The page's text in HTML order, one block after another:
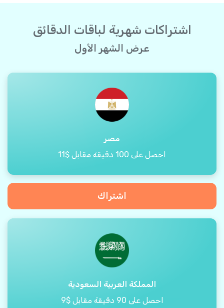
اشتراكات شهرية لباقات الدقائق
عرض الشهر الأول
مصر
احصل على 100 دقيقة مقابل $11
اشتراك
المملكة العربية السعودية
احصل على 90 دقيقة مقابل $9